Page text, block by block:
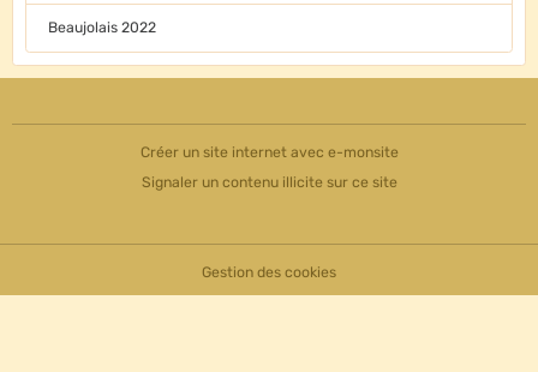
Beaujolais 2022
Créer un site internet avec e-monsite
Signaler un contenu illicite sur ce site
Gestion des cookies